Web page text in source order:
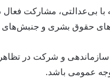
بی‌عدالتی، مشارکت فعال
حقوق بشری و جنبش‌های
سازماندهی و شرکت در
عمومی باشد.